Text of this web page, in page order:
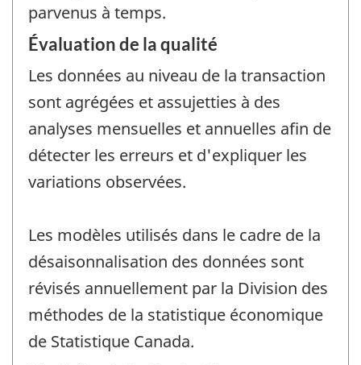
parvenus à temps.
Évaluation de la qualité
Les données au niveau de la transaction
sont agrégées et assujetties à des
analyses mensuelles et annuelles afin de
détecter les erreurs et d'expliquer les
variations observées.
Les modèles utilisés dans le cadre de la
désaisonnalisation des données sont
révisés annuellement par la Division des
méthodes de la statistique économique
de Statistique Canada.